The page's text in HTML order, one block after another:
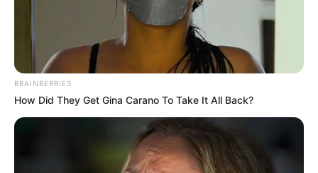
BRAINBERRIES
How Did They Get Gina Carano To Take It All Back?